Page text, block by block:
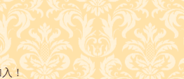
入！